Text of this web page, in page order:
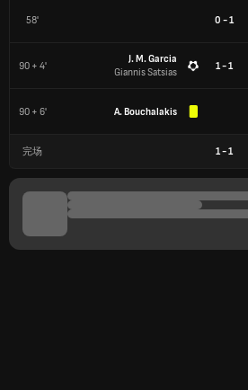
58' 0 - 1
90 + 4'
J. M. Garcia
Giannis Satsias
1 - 1
90 + 6' A. Bouchalakis
完场 1-1